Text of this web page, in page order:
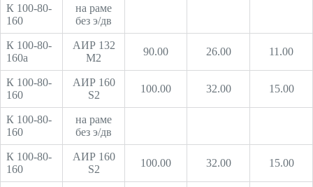
К 100-80-
160
на раме
без э/дв
К 100-80-
160а
АИР 132
М2
90.00 26.00 11.00
К 100-80-
160
АИР 160
S2
100.00 32.00 15.00
К 100-80-
160
на раме
без э/дв
К 100-80-
160
АИР 160
S2
100.00 32.00 15.00